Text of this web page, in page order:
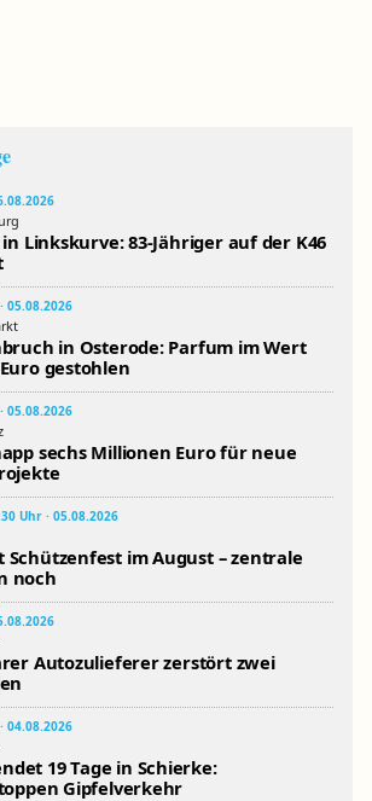
Linkskurve: 83-Jähriger auf der K46
05.08.2026
in Osterode: Parfum im Wert
gestohlen
05.08.2026
sechs Millionen Euro für neue
Uhr · 05.08.2026
Schützenfest im August – zentrale
noch
Autozulieferer zerstört zwei
04.08.2026
19 Tage in Schierke:
Gipfelverkehr